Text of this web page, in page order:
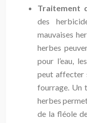
Traitement
des
mauvaises
herbes
pour l’eau,
peut affecter
fourrage. Un
herbes
de la fléole